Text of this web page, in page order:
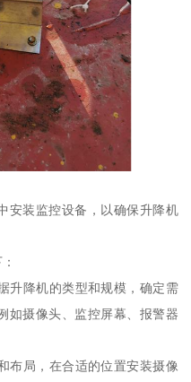
安装监控设备，以确保升降机
升降机的类型和规模，确定需
如摄像头、监控屏幕、报警器
布局，在合适的位置安装摄像